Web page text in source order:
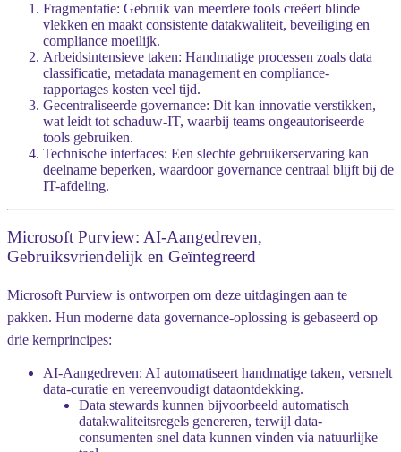
Fragmentatie: Gebruik van meerdere tools creëert blinde
vlekken en maakt consistente datakwaliteit, beveiliging en
compliance moeilijk.
Arbeidsintensieve taken: Handmatige processen zoals data
classificatie, metadata management en compliance-
rapportages kosten veel tijd.
Gecentraliseerde governance: Dit kan innovatie verstikken,
wat leidt tot schaduw-IT, waarbij teams ongeautoriseerde
tools gebruiken.
Technische interfaces: Een slechte gebruikerservaring kan
deelname beperken, waardoor governance centraal blijft bij de
IT-afdeling.
Microsoft Purview: AI-Aangedreven,
Gebruiksvriendelijk en Geïntegreerd
Microsoft Purview is ontworpen om deze uitdagingen aan te
pakken. Hun moderne data governance-oplossing is gebaseerd op
drie kernprincipes:
AI-Aangedreven: AI automatiseert handmatige taken, versnelt
data-curatie en vereenvoudigt dataontdekking.
Data stewards kunnen bijvoorbeeld automatisch
datakwaliteitsregels genereren, terwijl data-
consumenten snel data kunnen vinden via natuurlijke